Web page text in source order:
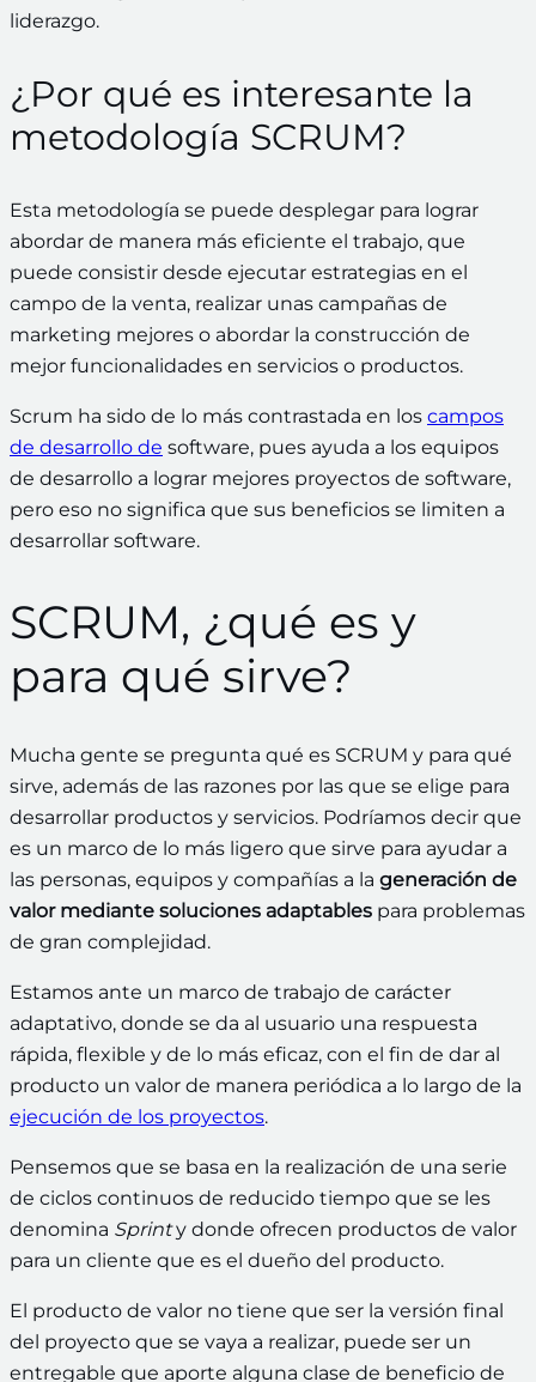
liderazgo.
¿Por qué es interesante la
metodología SCRUM?
Esta metodología se puede desplegar para lograr
abordar de manera más eficiente el trabajo, que
puede consistir desde ejecutar estrategias en el
campo de la venta, realizar unas campañas de
marketing mejores o abordar la construcción de
mejor funcionalidades en servicios o productos.
Scrum ha sido de lo más contrastada en los campos
de desarrollo de software, pues ayuda a los equipos
de desarrollo a lograr mejores proyectos de software,
pero eso no significa que sus beneficios se limiten a
desarrollar software.
SCRUM, ¿qué es y
para qué sirve?
Mucha gente se pregunta qué es SCRUM y para qué
sirve, además de las razones por las que se elige para
desarrollar productos y servicios. Podríamos decir que
es un marco de lo más ligero que sirve para ayudar a
las personas, equipos y compañías a la generación de
valor mediante soluciones adaptables para problemas
de gran complejidad.
Estamos ante un marco de trabajo de carácter
adaptativo, donde se da al usuario una respuesta
rápida, flexible y de lo más eficaz, con el fin de dar al
producto un valor de manera periódica a lo largo de la
ejecución de los proyectos.
Pensemos que se basa en la realización de una serie
de ciclos continuos de reducido tiempo que se les
denomina Sprinty donde ofrecen productos de valor
para un cliente que es el dueño del producto.
El producto de valor no tiene que ser la versión final
del proyecto que se vaya a realizar, puede ser un
entregable que aporte alguna clase de beneficio de